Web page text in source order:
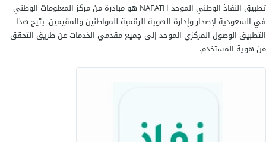
تطبيق النفاذ الوطني الموحد NAFATH هو مبادرة من مركز المعلومات الوطني
في السعودية لإصدار وإدارة الهوية الرقمية للمواطنين والمقيمين. يتيح هذا
التطبيق الوصول المركزي الموحد إلى جميع مقدمي الخدمات عن طريق التحقق
من هوية المستخدم.